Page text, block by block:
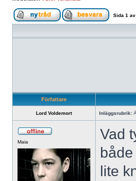
Sida 1 av
Författare
Lord Voldemort Inläggsrubrik:
Maia
Vad
lite